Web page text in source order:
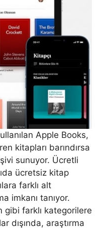
Apple Books,
kitapları barındırsa
sunuyor. Ücretli
ücretsiz kitap
farklı alt
imkanı tanıyor.
gibi farklı kategorilere
dışında, araştırma